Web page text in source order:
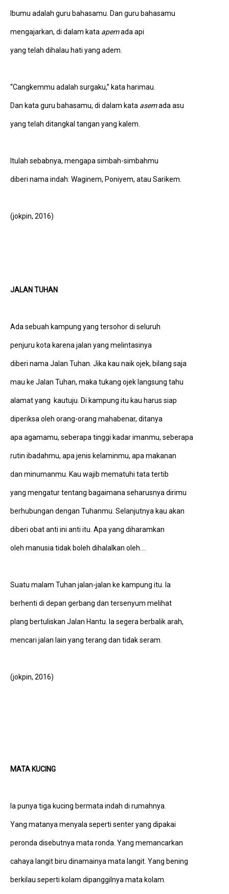
Ibumu adalah guru bahasamu. Dan guru bahasamu
mengajarkan, di dalam kata apemada api
yang telah dihalau hati yang adem.
“Cangkemmu adalah surgaku,” kata harimau.
Dan kata guru bahasamu, di dalam kata asemada asu
yang telah ditangkal tangan yang kalem.
Itulah sebabnya, mengapa simbah-simbahmu
diberi nama indah: Waginem, Poniyem, atau Sarikem.
(jokpin, 2016)
JALAN TUHAN
Ada sebuah kampung yang tersohor di seluruh
penjuru kota karena jalan yang melintasinya
diberi nama Jalan Tuhan. Jika kau naik ojek, bilang saja
mau ke Jalan Tuhan, maka tukang ojek langsung tahu
alamat yang kautuju. Di kampung itu kau harus siap
diperiksa oleh orang-orang mahabenar, ditanya
apa agamamu, seberapa tinggi kadar imanmu, seberapa
rutin ibadahmu, apa jenis kelaminmu, apa makanan
dan minumanmu. Kau wajib mematuhi tata tertib
yang mengatur tentang bagaimana seharusnya dirimu
berhubungan dengan Tuhanmu. Selanjutnya kau akan
diberi obat anti ini anti itu. Apa yang diharamkan
oleh manusia tidak boleh dihalalkan oleh….
Suatu malam Tuhan jalan-jalan ke kampung itu. Ia
berhenti di depan gerbang dan tersenyum melihat
plang bertuliskan Jalan Hantu. Ia segera berbalik arah,
mencari jalan lain yang terang dan tidak seram.
(jokpin, 2016)
MATA KUCING
Ia punya tiga kucing bermata indah di rumahnya.
Yang matanya menyala seperti senter yang dipakai
peronda disebutnya mata ronda. Yang memancarkan
cahaya langit biru dinamainya mata langit. Yang bening
berkilau seperti kolam dipanggilnya mata kolam.